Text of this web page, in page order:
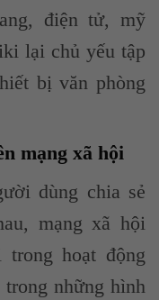
điện tử, mỹ
lại chủ yếu tập
bị văn phòng
mạng xã hội
dùng chia sẻ
mạng xã hội
hoạt động
những hình